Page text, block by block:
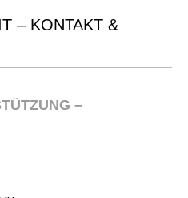
– KONTAKT &
–